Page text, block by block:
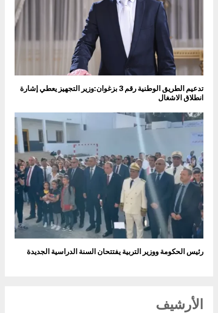
تدعيم الطريق الوطنية رقم 3 بزغوان:وزير التجهيز يعطي إشارة
انطلاق الاشغال
رئيس الحكومة ووزير التربية يفتتحان السنة الدراسية الجديدة
الأرشيف